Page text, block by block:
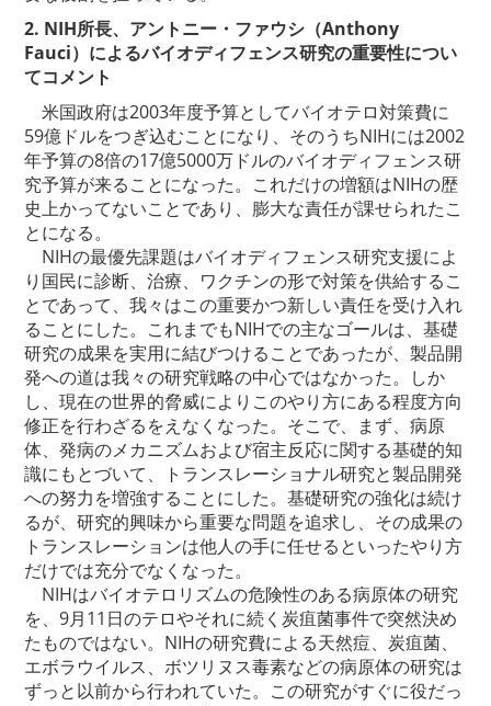
2. NIH所長、アントニー・ファウシ（Anthony
Fauci）によるバイオディフェンス研究の重要性につい
てコメント
米国政府は2003年度予算としてバイオテロ対策費に
59億ドルをつぎ込むことになり、そのうちNIHには2002
年予算の8倍の17億5000万ドルのバイオディフェンス研
究予算が来ることになった。これだけの増額はNIHの歴
史上かってないことであり、膨大な責任が課せられたこ
とになる。
NIHの最優先課題はバイオディフェンス研究支援によ
り国民に診断、治療、ワクチンの形で対策を供給するこ
とであって、我々はこの重要かつ新しい責任を受け入れ
ることにした。これまでもNIHでの主なゴールは、基礎
研究の成果を実用に結びつけることであったが、製品開
発への道は我々の研究戦略の中心ではなかった。しか
し、現在の世界的脅威によりこのやり方にある程度方向
修正を行わざるをえなくなった。そこで、まず、病原
体、発病のメカニズムおよび宿主反応に関する基礎的知
識にもとづいて、トランスレーショナル研究と製品開発
への努力を増強することにした。基礎研究の強化は続け
るが、研究的興味から重要な問題を追求し、その成果の
トランスレーションは他人の手に任せるといったやり方
だけでは充分でなくなった。
NIHはバイオテロリズムの危険性のある病原体の研究
を、9月11日のテロやそれに続く炭疽菌事件で突然決め
たものではない。NIHの研究費による天然痘、炭疽菌、
エボラウイルス、ボツリヌス毒素などの病原体の研究は
ずっと以前から行われていた。この研究がすぐに役だっ